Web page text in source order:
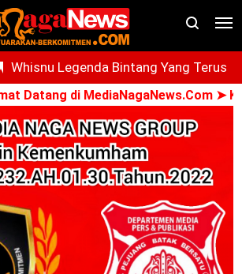
Whisnu Legenda Bintang Yang Terus
Cemerlang
AdNI, RSU Haji Medan, PCM Sunggal
SMEC Siap Gelar Bakti Sosial
Ari Al Kasfi Resmi Dikukuhkan Sebagai
Ketua DPC GPIE Kota Medan Periode
2026-2030
Oknum PPPK Terkait Dugaan
Anak Magang Di Kantor Kemenhaj
Kini Diperiksa Di Kanwil Kemenhaj
Sumut
di MediaNagaNews.Com ➤